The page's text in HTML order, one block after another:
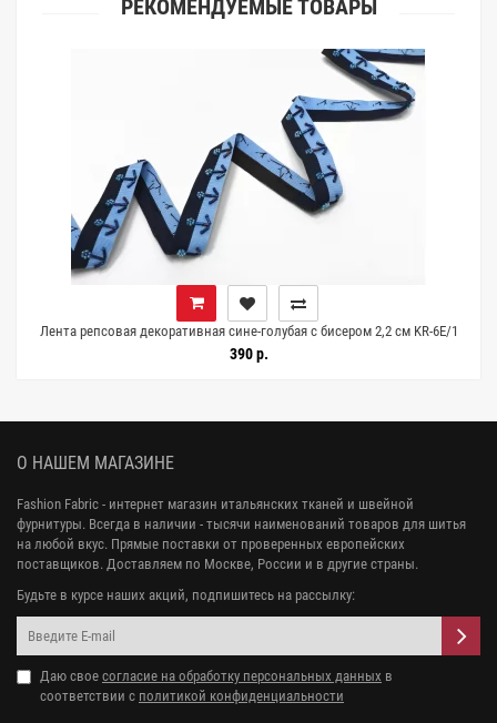
РЕКОМЕНДУЕМЫЕ ТОВАРЫ
Лента репсовая декоративная сине-голубая с бисером 2,2 см KR-6E/1
25022642
390 р.
О НАШЕМ МАГАЗИНЕ
Fashion Fabric - интернет магазин итальянских тканей и швейной
фурнитуры. Всегда в наличии - тысячи наименований товаров для шитья
на любой вкус. Прямые поставки от проверенных европейских
поставщиков. Доставляем по Москве, России и в другие страны.
Будьте в курсе наших акций, подпишитесь на рассылку:
Даю свое согласие на обработку персональных данных в
соответствии с политикой конфиденциальности